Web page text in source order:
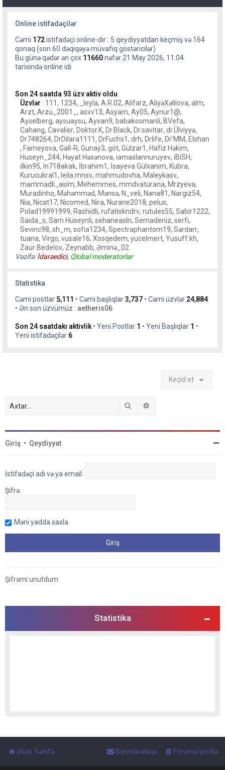
Online istifadəçilər
Cəmi 172istifadəçi online-dır : 5 qeydiyyatdan keçmiş və 164
qonaq (son 60 dəqiqəyə müvafiq göstəricilər)
Bu günə qədər ən çox 11660nəfər 21 May 2026, 11:04
tarixində online idi
Son 24 saatda 93 üzv aktiv oldu
Üzvlər : 111 , 1234, _leyla, A.R.02, Alifarz, AliyəXəlilova, alm,
Arzt, Arzu_2001_ , asvv13, Asyam, Ay05, Aynur1@,
Ayselberg, aysuaysu, Ayxan9, babakosmanli, BVefa,
Cahang, Cavalier, Doktor.K, Dr.Black, Dr.savitar, dr.Ülviyyə,
Dr748264, DrDilara1111 , DrFuchs1 , drh, Drlife, Dr’MM, Elshan
, Fameyova, Gall-R, Gunay3, göt, Gülzar1 , Hafiz Həkim,
Huseyn_244, Həyat Həsənova, iamaslannuruyev, iBiSH,
ilkin95, In718akak, İbrahim1 , İsayeva Gülxanım, Kubra,
Kurucukral1 , leila.mnsv, mahmudovha, Maleykasv,
mammadli_asim, Mehemmes, mmdvaturana, Mrzyeva,
Muradinho, Məhəmməd, Mənsə, N_veli, Nana81 , Nargiz54,
Nia, Nicat17, Nicomed, Nira, Nurane2018, pelus,
Polad19991999, Rashidli, rufatiskndrv, rutules55, Sabir1222,
Saida_s, Sam Hüseynli, sehaneasln, Semadeniz, serfi,
Sevinc98, sh_m, sofia1234, Spectraphantom19, Sərdarr,
tuana, Virgo, vusale16, Xosqedem, yucelmert, Yusuff.kh,
Zaur Bedelov, Zeynabb, Əminə_02
Vəzifə:İdarəedici, Qlobal moderatorlar
Statistika
Cəmi postlar 5,111 • Cəmi başlıqlar3,737 • Cəmi üzvlər 24,884
• Ən son üzvümüz : aetheris06
Son 24 saatdakı aktivlik • Yeni Postlar 1 • Yeni Başlıqlar 1 •
Yeni istifadəçilər 6
Keçid et
Axtar
Giriş • Qeydiyyat
İstifadəçi adı və ya email:
Şifrə:
Məni yadda saxla
Şifrəmi unutdum
Statistika
Əsas Səhifə Forumu yenilə
Bizimlə əlaqə